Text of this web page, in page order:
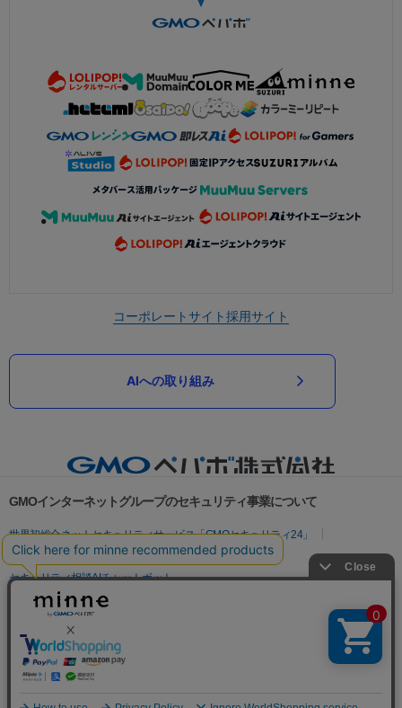
コーポレートサイト採用サイト
AIへの取り組み
GMOインターネットグループのセキュリティ事業について
世界初総合ネットセキュリティサービス「GMOセキュリティ24」
パスワード漏洩診断
Webサイトリスク診断
セキュリティ相談AIチャットボット
実在証明・盗聴対策
サイバー攻撃対策（GMO Flatt Security）
セキュリティ事業の軌跡